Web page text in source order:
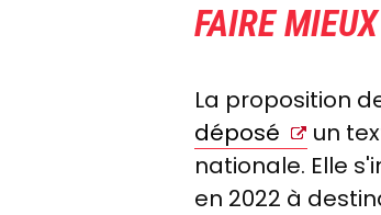
FAIRE
La proposition
déposé
un
nationale. Elle
en 2022 à